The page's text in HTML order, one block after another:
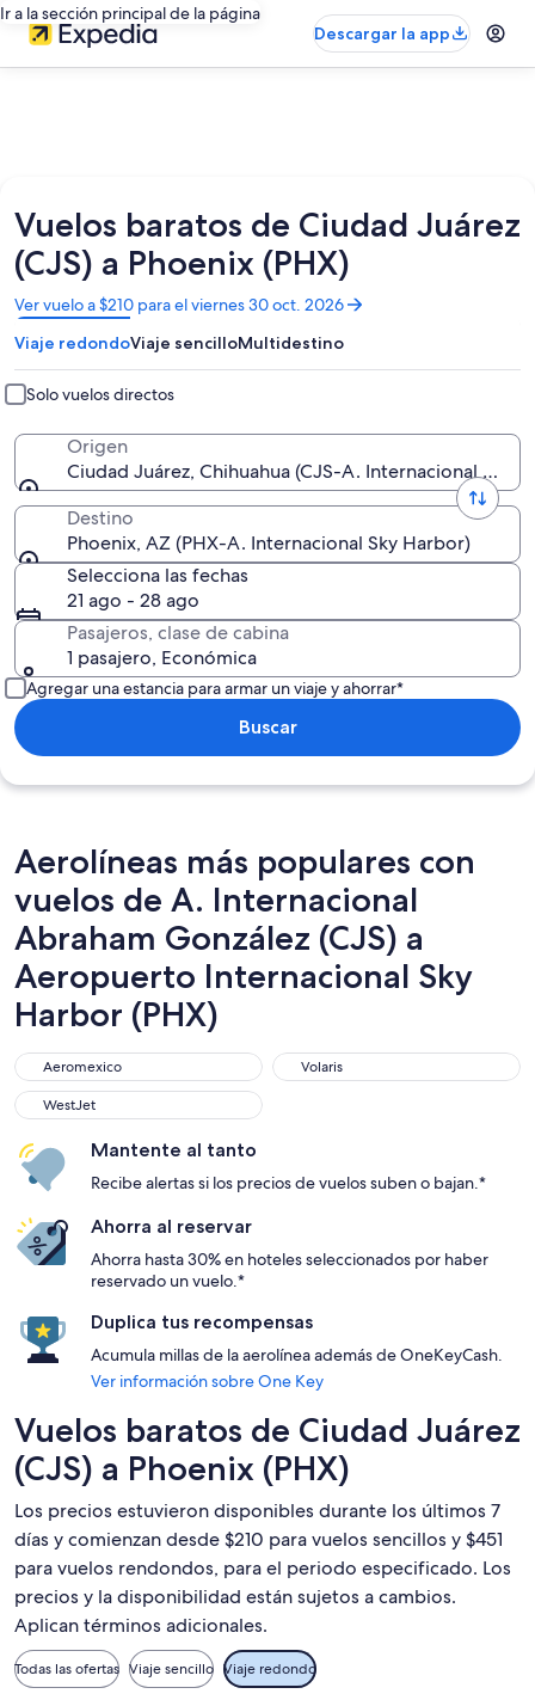
Ir a la sección principal de la página
Descargar la app
Vuelos baratos de Ciudad Juárez
(CJS) a Phoenix (PHX)
Ver vuelo a $210 para el viernes 30 oct. 2026
Se
abrirá
en
una
nueva
ventana
Viaje redondoViaje sencilloMultidestino
Solo vuelos directos
Origen
Ciudad Juárez, Chihuahua (CJS-A. Internacional
Destino
Phoenix, AZ (PHX-A. Internacional Sky Harbor)
Selecciona las fechas
21 ago - 28 ago
Pasajeros, clase de cabina
1 pasajero, Económica
Agregar una estancia para armar un viaje y ahorrar*
Buscar
Aerolíneas más populares con
vuelos de A. Internacional
Abraham González (CJS) a
Aeropuerto Internacional Sky
Harbor (PHX)
Aeromexico
Aeromexico Volaris
Volaris
WestJet
WestJet
Mantente al tanto
Recibe alertas si los precios de vuelos suben o bajan.*
Ahorra al reservar
Ahorra hasta 30% en hoteles seleccionados por haber
reservado un vuelo.*
Duplica tus recompensas
Acumula millas de la aerolínea además de OneKeyCash.
Ver información sobre One Key
Vuelos baratos de Ciudad Juárez
(CJS) a Phoenix (PHX)
Los precios estuvieron disponibles durante los últimos 7
días y comienzan desde $210 para vuelos sencillos y $451
para vuelos rendondos, para el periodo especificado. Los
precios y la disponibilidad están sujetos a cambios.
Aplican términos adicionales.
Todas las ofertas Viaje sencillo Viaje redondo